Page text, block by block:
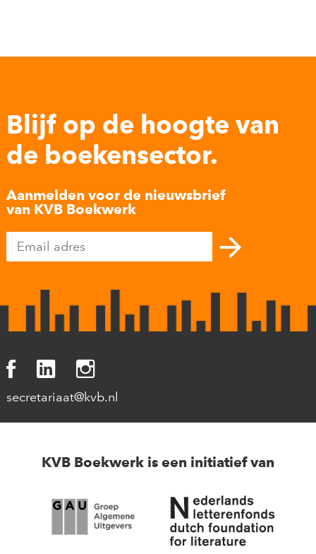
Blijf op de hoogte van
de boekensector.
Aanmelden voor de nieuwsbrief
van KVB Boekwerk
secretariaat@kvb.nl
KVB Boekwerk is een initiatief van